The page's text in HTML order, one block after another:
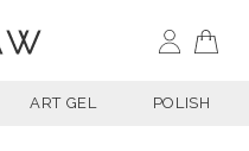
ART GEL POLISH